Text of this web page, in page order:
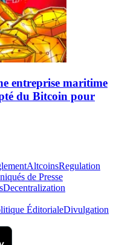
entreprise maritime
du Bitcoin pour
AltcoinsRegulation
de Presse
Decentralization
ÉditorialeDivulgation